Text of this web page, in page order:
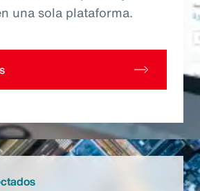
una sola plataforma.